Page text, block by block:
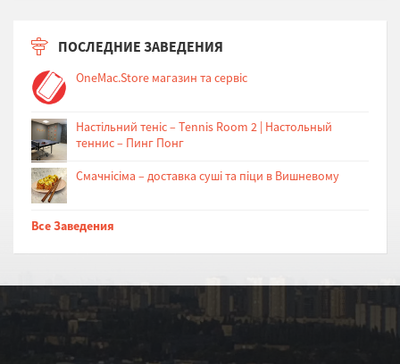
ПОСЛЕДНИЕ ЗАВЕДЕНИЯ
OneMac.Store магазин та сервіс
Настільний теніс – Tennis Room 2 | Настольный
теннис – Пинг Понг
Cмачнісіма – доставка суші та піци в Вишневому
Все Заведения